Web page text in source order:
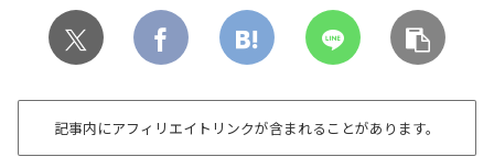
記事内にアフィリエイトリンクが含まれることがあります。